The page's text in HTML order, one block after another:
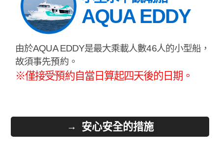
AQUA EDDY
由於AQUA EDDY是最大乘載人數46人的小型船，
故須事先預約。
※僅接受預約自當日算起四天後的日期。
安心安全的措施